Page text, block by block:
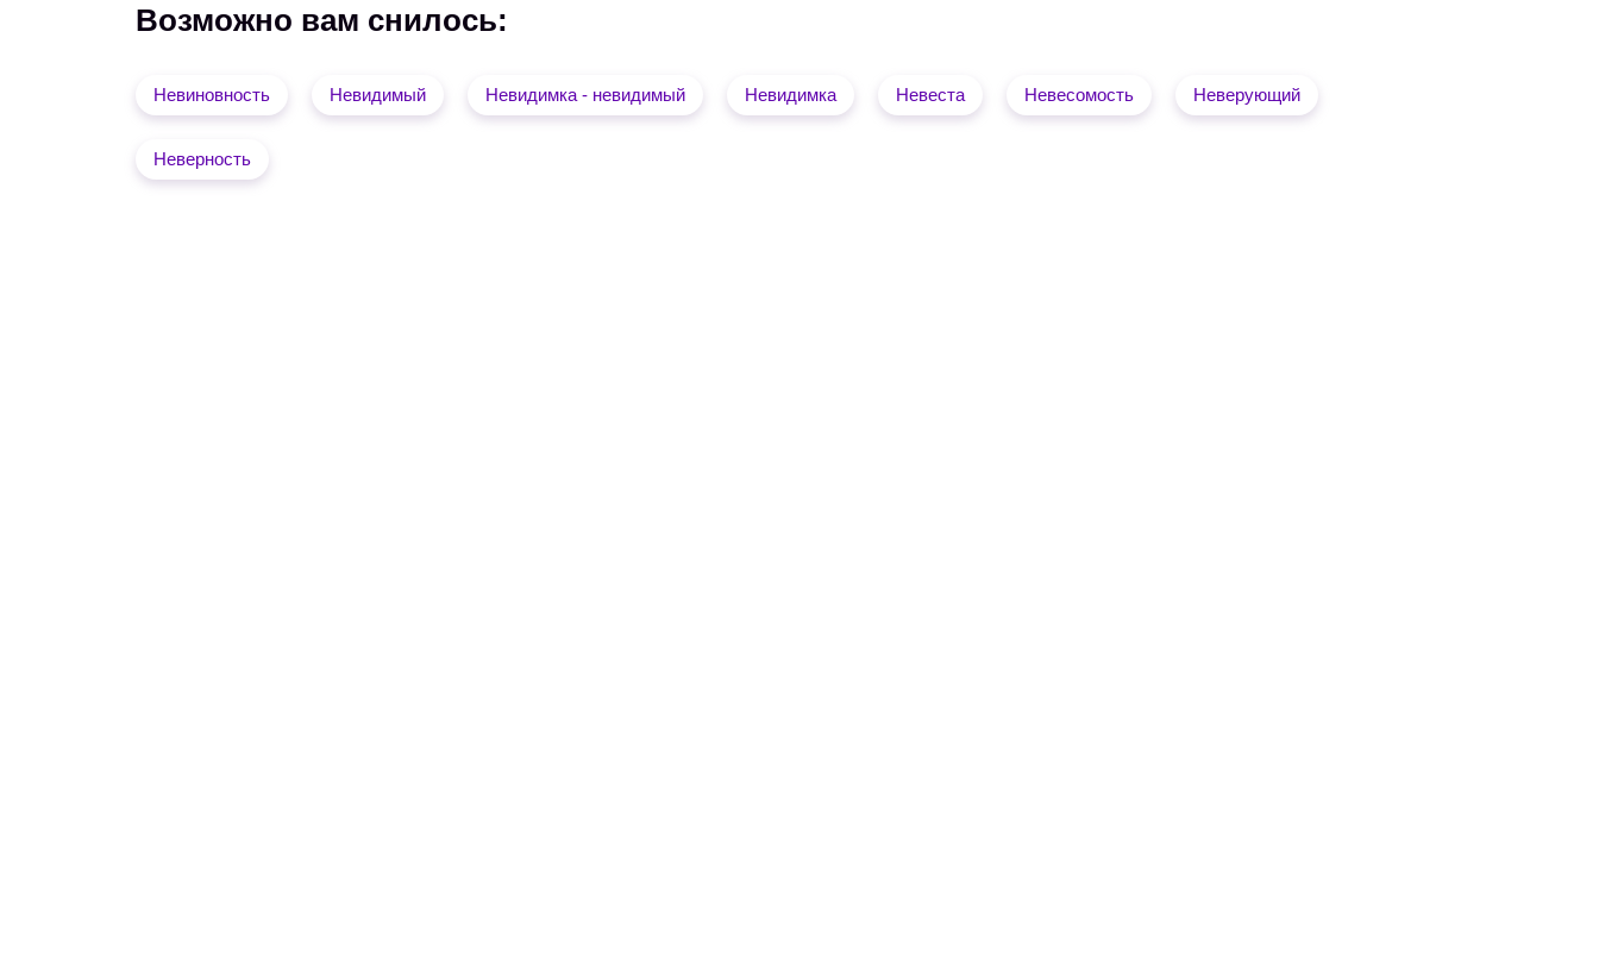
Возможно вам снилось:
Невиновность Невидимый Невидимка - невидимый Невидимка Невеста Невесомость Неверующий
Неверность